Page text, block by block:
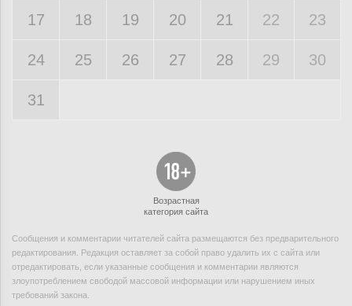
17 18 19 20 21 22 23
24 25 26 27 28 29 30
31
Возрастная
категория сайта
Сообщения и комментарии читателей сайта размещаются без предварительного
редактирования. Редакция оставляет за собой право удалить их с сайта или
отредактировать, если указанные сообщения и комментарии являются
злоупотреблением свободой массовой информации или нарушением иных
требований закона.